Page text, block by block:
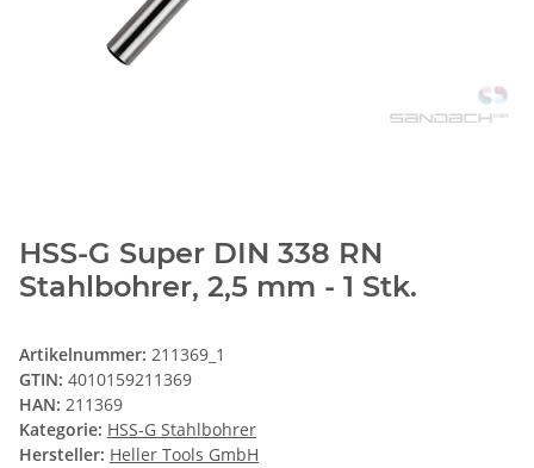
HSS-G Super DIN 338 RN
Stahlbohrer, 2,5 mm - 1 Stk.
Artikelnummer: 211369_1
GTIN: 4010159211369
HAN: 211369
Kategorie: HSS-G Stahlbohrer
Hersteller: Heller Tools GmbH